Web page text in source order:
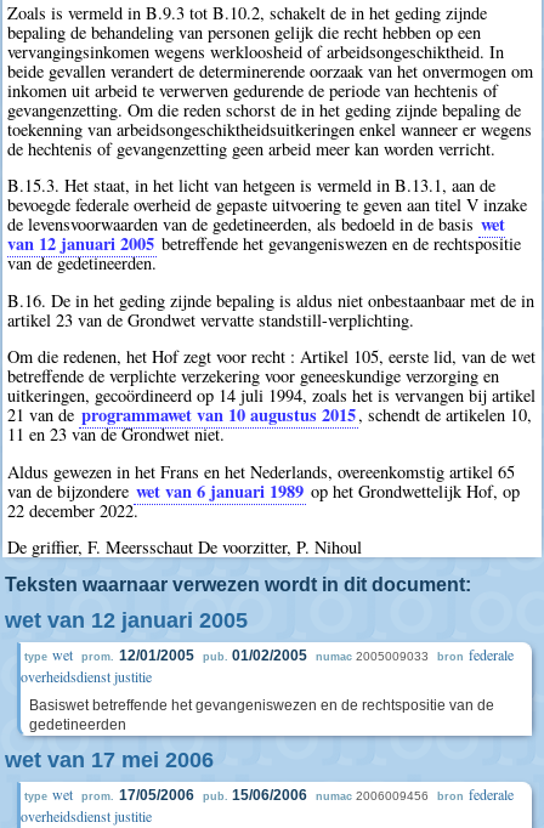
Zoals is vermeld in B.9.3 tot B.10.2, schakelt de in het geding zijnde
bepaling de behandeling van personen gelijk die recht hebben op een
vervangingsinkomen wegens werkloosheid of arbeidsongeschiktheid. In
beide gevallen verandert de determinerende oorzaak van het onvermogen om
inkomen uit arbeid te verwerven gedurende de periode van hechtenis of
gevangenzetting. Om die reden schorst de in het geding zijnde bepaling de
toekenning van arbeidsongeschiktheidsuitkeringen enkel wanneer er wegens
de hechtenis of gevangenzetting geen arbeid meer kan worden verricht.
B.15.3. Het staat, in het licht van hetgeen is vermeld in B.13.1, aan de
bevoegde federale overheid de gepaste uitvoering te geven aan titel V inzake
de levensvoorwaarden van de gedetineerden, als bedoeld in de basis wet
van 12 januari 2005 betreffende het gevangeniswezen en de rechtspositie
van de gedetineerden.
B.16. De in het geding zijnde bepaling is aldus niet onbestaanbaar met de in
artikel 23 van de Grondwet vervatte standstill-verplichting.
Om die redenen, het Hof zegt voor recht : Artikel 105, eerste lid, van de wet
betreffende de verplichte verzekering voor geneeskundige verzorging en
uitkeringen, gecoördineerd op 14 juli 1994, zoals het is vervangen bij artikel
21 van de programmawet van 10 augustus 2015, schendt de artikelen 10,
11 en 23 van de Grondwet niet.
Aldus gewezen in het Frans en het Nederlands, overeenkomstig artikel 65
van de bijzondere wet van 6 januari 1989 op het Grondwettelijk Hof, op
22 december 2022.
De griffier, F. Meersschaut De voorzitter, P. Nihoul
Teksten waarnaar verwezen wordt in dit document:
wet van 12 januari 2005
type wet prom. 12/01/2005 pub. 01/02/2005 numac 2005009033 bron federale
overheidsdienst justitie
Basiswet betreffende het gevangeniswezen en de rechtspositie van de
gedetineerden
wet van 17 mei 2006
type wet prom. 17/05/2006 pub. 15/06/2006 numac 2006009456 bron federale
overheidsdienst justitie